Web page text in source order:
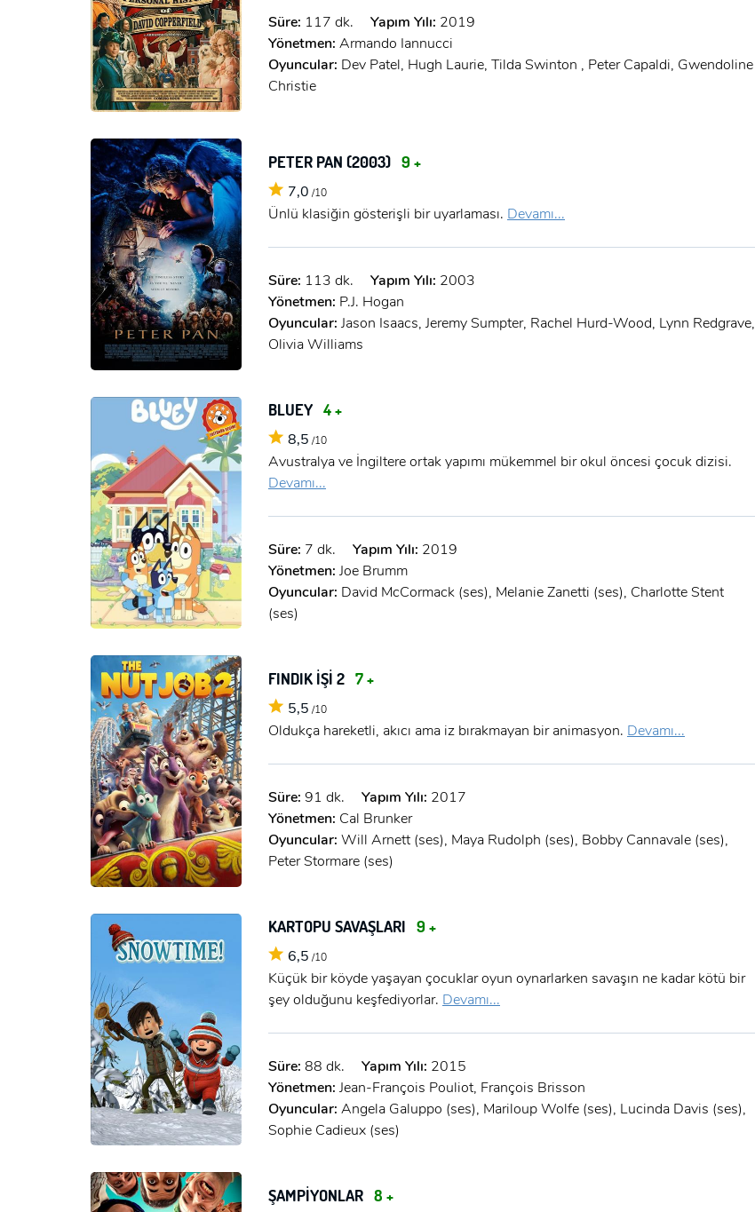
E-Posta:
Şifre:
Şifre:
Süre: 117 dk. Yapım Yılı: 2019
Yönetmen: Armando Iannucci
Oyuncular: Dev Patel, Hugh Laurie, Tilda Swinton , Peter Capaldi, Gwendoline
Christie
PETER PAN (2003) 9 +
7,0 /10
Ünlü klasiğin gösterişli bir uyarlaması. Devamı...
Süre: 113 dk. Yapım Yılı: 2003
Yönetmen: P.J. Hogan
Oyuncular: Jason Isaacs, Jeremy Sumpter, Rachel Hurd-Wood, Lynn Redgrave,
Olivia Williams
BLUEY 4 +
8,5 /10
Avustralya ve İngiltere ortak yapımı mükemmel bir okul öncesi çocuk dizisi.
Devamı...
Süre: 7 dk. Yapım Yılı: 2019
Yönetmen: Joe Brumm
Oyuncular: David McCormack (ses), Melanie Zanetti (ses), Charlotte Stent
(ses)
FINDIK İŞİ 2 7 +
5,5 /10
Oldukça hareketli, akıcı ama iz bırakmayan bir animasyon. Devamı...
Süre: 91 dk. Yapım Yılı: 2017
Yönetmen: Cal Brunker
Oyuncular: Will Arnett (ses), Maya Rudolph (ses), Bobby Cannavale (ses),
Peter Stormare (ses)
KARTOPU SAVAŞLARI 9 +
6,5 /10
Küçük bir köyde yaşayan çocuklar oyun oynarlarken savaşın ne kadar kötü bir
şey olduğunu keşfediyorlar. Devamı...
Süre: 88 dk. Yapım Yılı: 2015
Yönetmen: Jean-François Pouliot, François Brisson
Oyuncular: Angela Galuppo (ses), Mariloup Wolfe (ses), Lucinda Davis (ses),
Sophie Cadieux (ses)
ŞAMPİYONLAR 8 +